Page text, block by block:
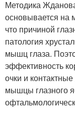
Методика
основывается на
что причиной
патология
мышц глаза.
эффективность
очки и
мышцы глазного